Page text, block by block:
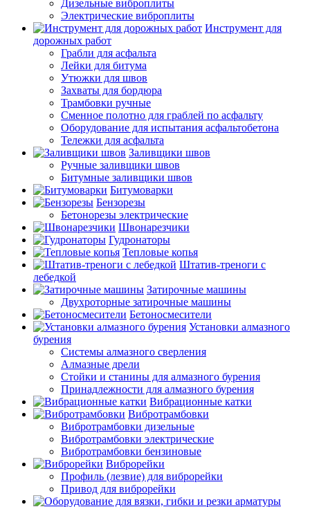
Дизельные виброплиты
Электрические виброплиты
Инструмент для
дорожных работ
Грабли для асфальта
Лейки для битума
Утюжки для швов
Захваты для бордюра
Трамбовки ручные
Сменное полотно для граблей по асфальту
Оборудование для испытания асфальтобетона
Тележки для асфальта
Заливщики швов
Ручные заливщики швов
Битумные заливщики швов
Битумоварки
Бензорезы
Бетонорезы электрические
Швонарезчики
Гудронаторы
Тепловые копья
Штатив-треноги с
лебедкой
Затирочные машины
Двухроторные затирочные машины
Бетоносмесители
Установки алмазного
бурения
Системы алмазного сверления
Алмазные дрели
Стойки и станины для алмазного бурения
Принадлежности для алмазного бурения
Вибрационные катки
Вибротрамбовки
Вибротрамбовки дизельные
Вибротрамбовки электрические
Вибротрамбовки бензиновые
Виброрейки
Профиль (лезвие) для виброрейки
Привод для виброрейки